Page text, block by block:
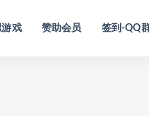
戏 赞助会员 签到-QQ